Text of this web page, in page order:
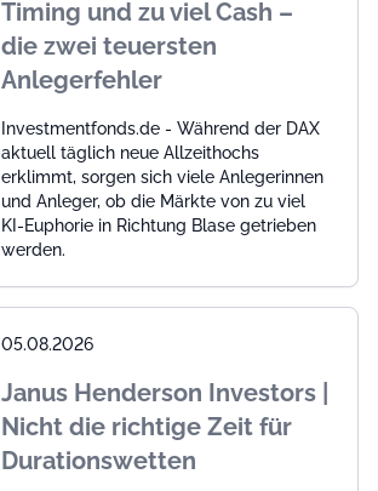
Timing und zu viel Cash –
die zwei teuersten
Anlegerfehler
Investmentfonds.de - Während der DAX
aktuell täglich neue Allzeithochs
erklimmt, sorgen sich viele Anlegerinnen
und Anleger, ob die Märkte von zu viel
KI-Euphorie in Richtung Blase getrieben
werden.
05.08.2026
Janus Henderson Investors |
Nicht die richtige Zeit für
Durationswetten